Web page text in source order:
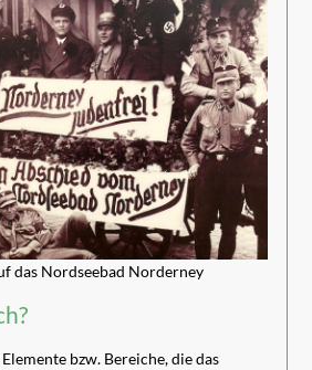
das Nordseebad Norderney
bzw. Bereiche, die das